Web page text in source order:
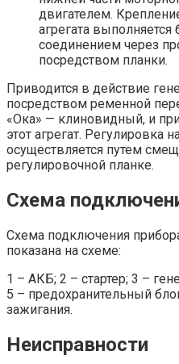
двигателем.
агрегата
соединением через
посредством планки.
Приводится в действие
посредством ременной
«Ока» — клиновидный, и
этот агрегат. Регулировка
осуществляется путем
регулировочной планке.
Схема
Схема подключения
показана на схеме:
1 – АКБ; 2 – стартер; 3 –
5 – предохранительный
зажигания.
Неисправности